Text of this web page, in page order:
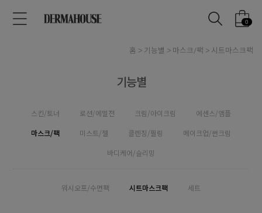
0
홈 기능별 마스크/팩 시트마스크팩
기능별
스킨/토너 로션/에멀젼 크림/아이크림
에센스/앰플
마스크/팩
미스트/젤 클렌징/필링
메이크업/썬크림
바디케어/슬리밍
워시오프/수면팩 시트마스크팩 세트